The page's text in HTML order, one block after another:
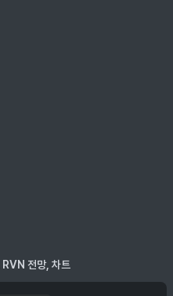
RVN 전망, 차트